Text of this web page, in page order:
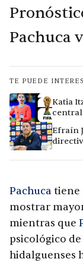
Pachuca
TE PUEDE
Katia
Efraín
Pachuca tiene
mostrar
mientras que
psicológico
hidalguenses